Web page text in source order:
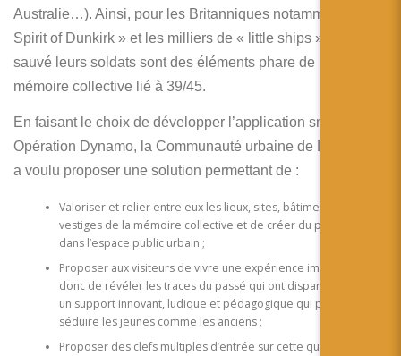
Australie…). Ainsi, pour les Britanniques notamment, le «
Spirit of Dunkirk » et les milliers de « little ships » qui ont
sauvé leurs soldats sont des éléments phare de la
mémoire collective lié à 39/45.
En faisant le choix de développer l’application smartphone
Opération Dynamo, la Communauté urbaine de Dunkerque
a voulu proposer une solution permettant de :
Valoriser et relier entre eux les lieux, sites, bâtiments et
vestiges de la mémoire collective et de créer du parcours
dans l’espace public urbain ;
Proposer aux visiteurs de vivre une expérience immersive et
donc de révéler les traces du passé qui ont disparu, à travers
un support innovant, ludique et pédagogique qui puissent
séduire les jeunes comme les anciens ;
Proposer des clefs multiples d’entrée sur cette question